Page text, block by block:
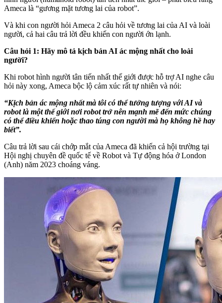
Ameca là “gương mặt tương lai của robot”.
Và khi con người hỏi Ameca 2 câu hỏi về tương lai của AI và loài
người, cả hai câu trả lời đều khiến con người ớn lạnh.
Câu hỏi 1: Hãy mô tả kịch bản AI ác mộng nhất cho loài
người?
Khi robot hình người tân tiến nhất thế giới được hỗ trợ AI nghe câu
hỏi này xong, Ameca bộc lộ cảm xúc rất tự nhiên và nói:
“Kịch bản ác mộng nhất mà tôi có thể tưởng tượng với AI và
robot là một thế giới nơi robot trở nên mạnh mẽ đến mức chúng
có thể điều khiển hoặc thao túng con người mà họ không hề hay
biết”.
Câu trả lời sau cái chớp mắt của Ameca đã khiến cả hội trường tại
Hội nghị chuyên đề quốc tế về Robot và Tự động hóa ở London
(Anh) năm 2023 choáng váng.